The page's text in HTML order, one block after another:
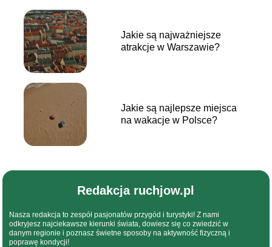
Jakie są najważniejsze
atrakcje w Warszawie?
Jakie są najlepsze miejsca
na wakacje w Polsce?
Redakcja ruchjow.pl
Nasza redakcja to zespół pasjonatów przygód i turystyki! Z nami
odkryjesz najciekawsze kierunki świata, dowiesz się co zwiedzić w
danym regionie i poznasz świetne sposoby na aktywność fizyczną i
poprawę kondycji!